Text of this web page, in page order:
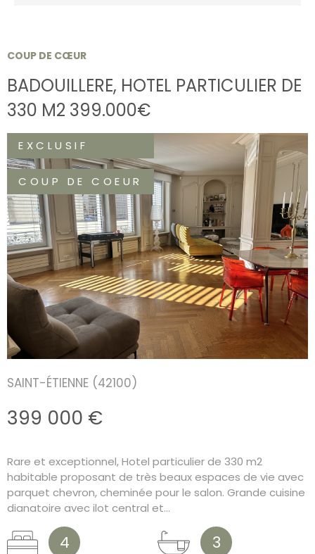
COUP DE CŒUR
BADOUILLERE, HOTEL PARTICULIER DE
330 M2 399.000€
EXCLUSIF
COUP DE COEUR
SAINT-ÉTIENNE (42100)
399 000 €
Rare et exceptionnel, Hotel particulier de 330 m2
habitable proposant de très beaux espaces de vie avec
parquet chevron, cheminée pour le salon. Grande cuisine
dianatoire avec ilot central et...
4 3